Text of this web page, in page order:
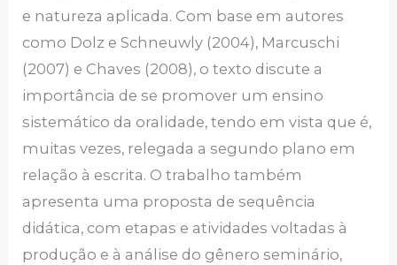
e natureza aplicada. Com base em autores
como Dolz e Schneuwly (2004), Marcuschi
(2007) e Chaves (2008), o texto discute a
importância de se promover um ensino
sistemático da oralidade, tendo em vista que é,
muitas vezes, relegada a segundo plano em
relação à escrita. O trabalho também
apresenta uma proposta de sequência
didática, com etapas e atividades voltadas à
produção e à análise do gênero seminário,